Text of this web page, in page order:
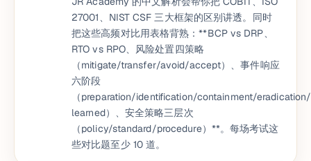
27001、NIST CSF 三大框架的区别讲透。同时
把这些高频对比用表格背熟：**BCP vs DRP、
RTO vs RPO、风险处置四策略
（mitigate/transfer/avoid/accept）、事件响应
六阶段
（preparation/identification/containment/
learned）、安全策略三层次
（policy/standard/procedure）**。每场考试这
些对比题至少 10 道。